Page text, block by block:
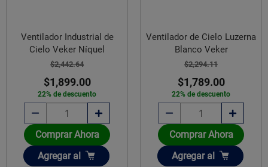
Ventilador Industrial de
Cielo Veker Níquel
$2,442.64
$1,899.00
22% de descuento
Comprar Ahora
Añadir
Agregar al
Ventilador de Cielo Luzerna
Blanco Veker
$2,294.11
$1,789.00
22% de descuento
Comprar Ahora
Añadir
Agregar al